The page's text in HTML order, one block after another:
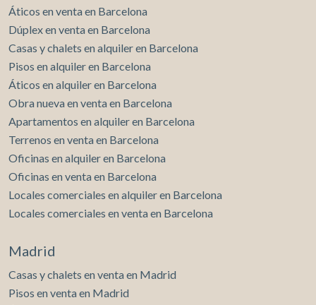
Coll. Todas las estancias disponen de ventana y además la
vivienda cuenta con aire acondicionado. El piso se
encuentra disponible para entrar a vivir, será necesario
hacer algunas actualizaciones. La finca está bien cuidada y
cuenta CON ASCENSOR.. Disponemos de planos con
medidas.
Áticos en venta en Barcelona
Dúplex en venta en Barcelona
Casas y chalets en alquiler en Barcelona
Pisos en alquiler en Barcelona
Áticos en alquiler en Barcelona
Obra nueva en venta en Barcelona
Apartamentos en alquiler en Barcelona
Terrenos en venta en Barcelona
Oficinas en alquiler en Barcelona
Oficinas en venta en Barcelona
Locales comerciales en alquiler en Barcelona
Locales comerciales en venta en Barcelona
Madrid
Casas y chalets en venta en Madrid
Pisos en venta en Madrid